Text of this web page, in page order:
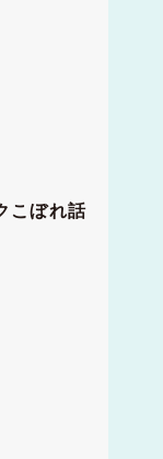
こぼれ話